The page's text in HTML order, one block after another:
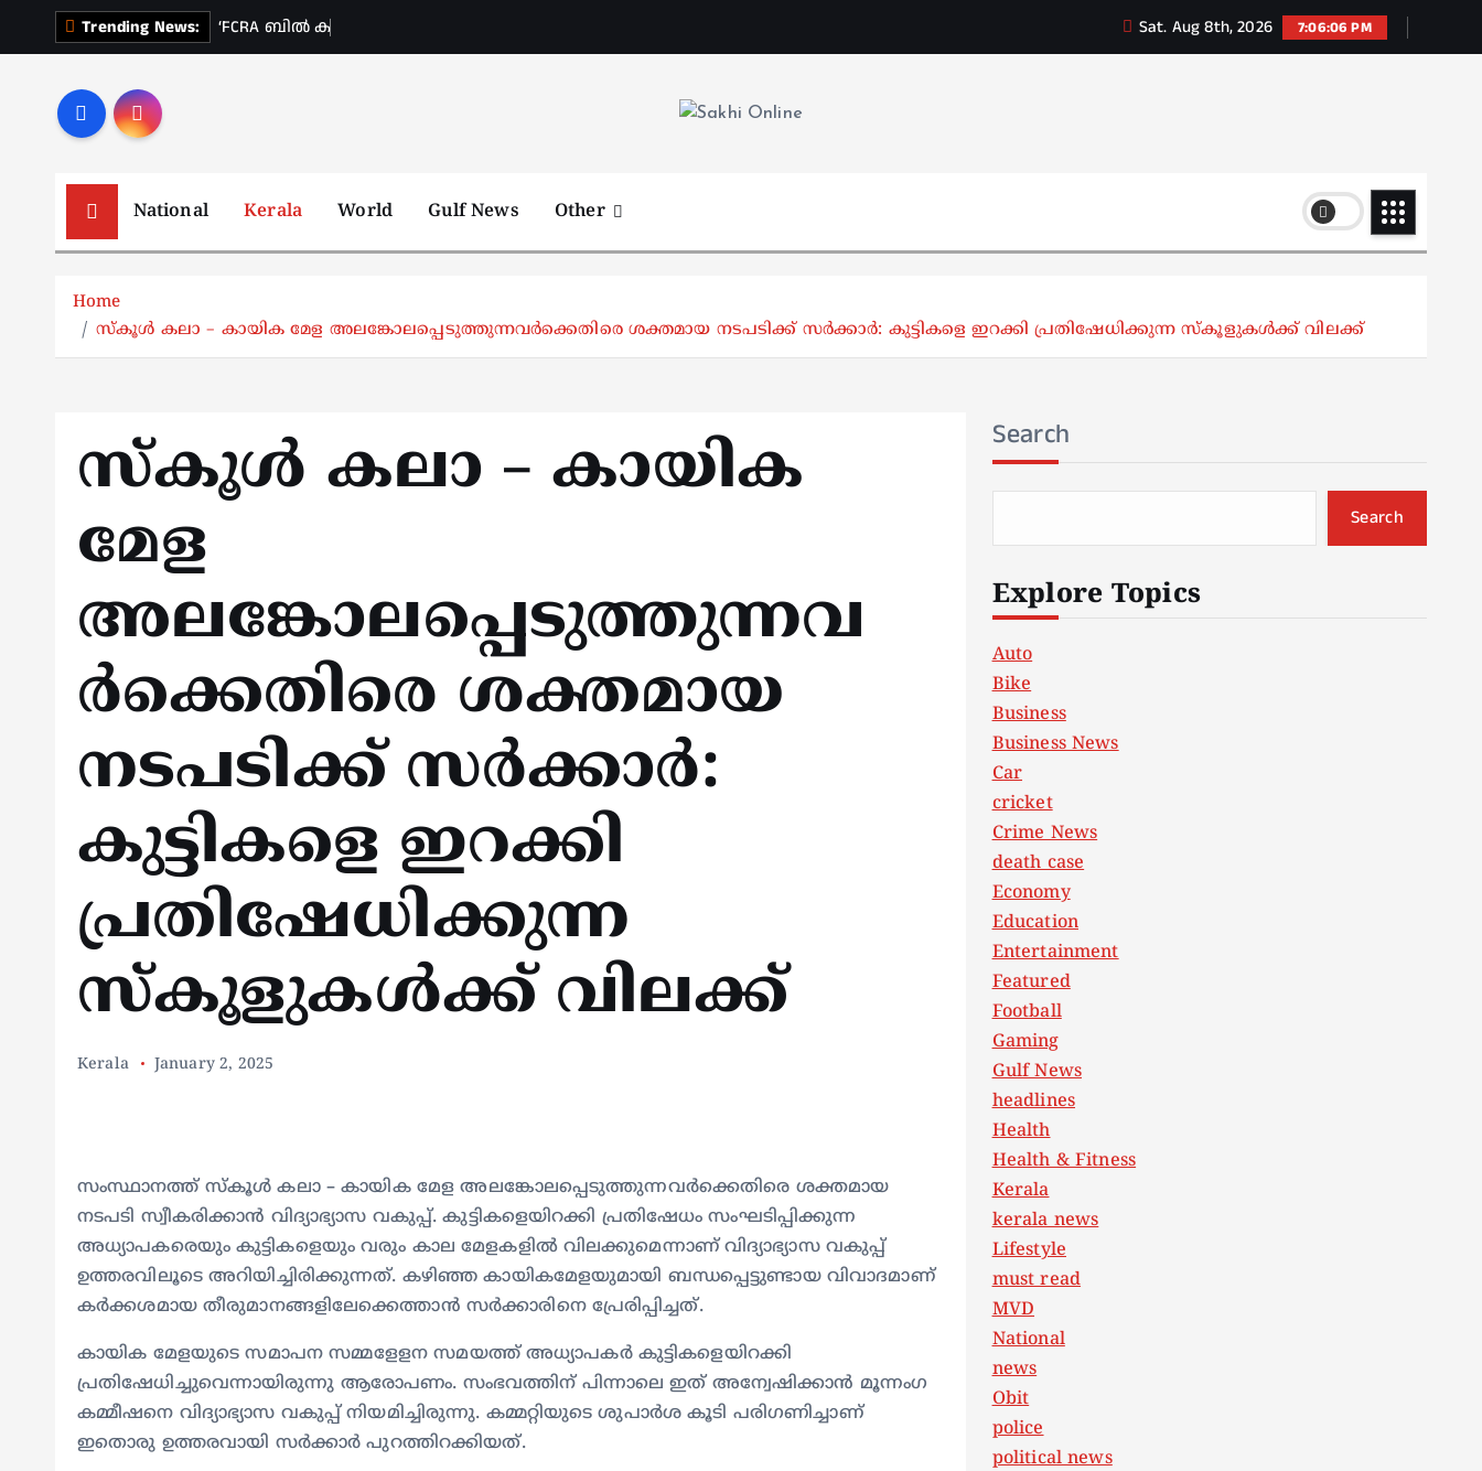
Trending News: ‘FCRA ബൽ ക Sat. Aug 8th, 2026 7:06:07 PM
National Kerala World Gulf News Other
Home
സ്‌കൂള്‍ കലാ – കായിക മേള അലങ്കോലപ്പെടുത്തുന്നവര്‍ക്കെതിരെ ശക്തമായ നടപടിക്ക് സര്‍ക്കാര്‍: കുട്ടികളെ ഇറക്കി പ്രതിഷേധിക്കുന്ന സ്‌കൂളുകള്‍ക്ക് വിലക്ക്
സ്‌കൂള്‍ കലാ – കായിക
മേള
അലങ്കോലപ്പെടുത്തുന്നവ
ര്‍ക്കെതിരെ ശക്തമായ
നടപടിക്ക് സര്‍ക്കാര്‍:
കുട്ടികളെ ഇറക്കി
പ്രതിഷേധിക്കുന്ന
സ്‌കൂളുകള്‍ക്ക് വിലക്ക്
Kerala January 2, 2025
സംസ്ഥാനത്ത് സ്‌കൂള്‍ കലാ – കായിക മേള അലങ്കോലപ്പെടുത്തുന്നവര്‍ക്കെതിരെ ശക്തമായ
നടപടി സ്വീകരിക്കാന്‍ വിദ്യാഭ്യാസ വകുപ്പ്. കുട്ടികളെയിറക്കി പ്രതിഷേധം സംഘടിപ്പിക്കുന്ന
അധ്യാപകരെയും കുട്ടികളെയും വരും കാല മേളകളില്‍ വിലക്കുമെന്നാണ് വിദ്യാഭ്യാസ വകുപ്പ്
ഉത്തരവിലൂടെ അറിയിച്ചിരിക്കുന്നത്. കഴിഞ്ഞ കായികമേളയുമായി ബന്ധപ്പെട്ടുണ്ടായ വിവാദമാണ്
കര്‍ക്കശമായ തീരുമാനങ്ങളിലേക്കെത്താന്‍ സര്‍ക്കാരിനെ പ്രേരിപ്പിച്ചത്.
കായിക മേളയുടെ സമാപന സമ്മളേളന സമയത്ത് അധ്യാപകര്‍ കുട്ടികളെയിറക്കി
പ്രതിഷേധിച്ചുവെന്നായിരുന്നു ആരോപണം. സംഭവത്തിന് പിന്നാലെ ഇത് അന്വേഷിക്കാന്‍ മൂന്നംഗ
കമ്മീഷനെ വിദ്യാഭ്യാസ വകുപ്പ് നിയമിച്ചിരുന്നു. കമ്മറ്റിയുടെ ശുപാര്‍ശ കൂടി പരിഗണിച്ചാണ്
ഇതൊരു ഉത്തരവായി സര്‍ക്കാര്‍ പുറത്തിറക്കിയത്.
Search
Search
Explore Topics
Auto
Bike
Business
Business News
Car
cricket
Crime News
death case
Economy
Education
Entertainment
Featured
Football
Gaming
Gulf News
headlines
Health
Health & Fitness
Kerala
kerala news
Lifestyle
must read
MVD
National
news
Obit
police
political news